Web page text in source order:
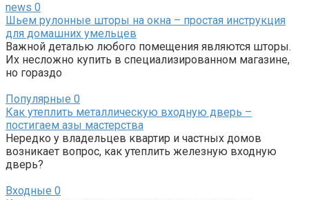
news 0
Шьем рулонные шторы на окна – простая инструкция
для домашних умельцев
Важной деталью любого помещения являются шторы.
Их несложно купить в специализированном магазине,
но гораздо
Популярные 0
Как утеплить металлическую входную дверь –
постигаем азы мастерства
Нередко у владельцев квартир и частных домов
возникает вопрос, как утеплить железную входную
дверь?
Входные 0